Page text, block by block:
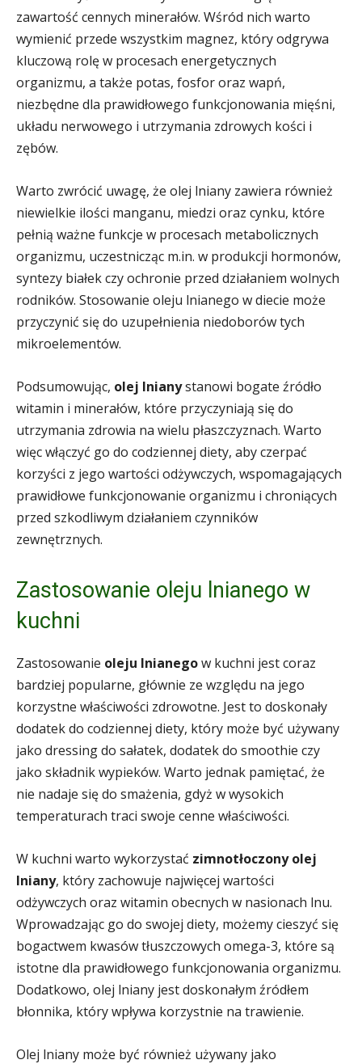
zawartość cennych minerałów. Wśród nich warto
wymienić przede wszystkim magnez, który odgrywa
kluczową rolę w procesach energetycznych
organizmu, a także potas, fosfor oraz wapń,
niezbędne dla prawidłowego funkcjonowania mięśni,
układu nerwowego i utrzymania zdrowych kości i
zębów.
Warto zwrócić uwagę, że olej lniany zawiera również
niewielkie ilości manganu, miedzi oraz cynku, które
pełnią ważne funkcje w procesach metabolicznych
organizmu, uczestnicząc m.in. w produkcji hormonów,
syntezy białek czy ochronie przed działaniem wolnych
rodników. Stosowanie oleju lnianego w diecie może
przyczynić się do uzupełnienia niedoborów tych
mikroelementów.
Podsumowując, olej lnianystanowi bogate źródło
witamin i minerałów, które przyczyniają się do
utrzymania zdrowia na wielu płaszczyznach. Warto
więc włączyć go do codziennej diety, aby czerpać
korzyści z jego wartości odżywczych, wspomagających
prawidłowe funkcjonowanie organizmu i chroniących
przed szkodliwym działaniem czynników
zewnętrznych.
Zastosowanie oleju lnianego w
kuchni
Zastosowanie oleju lnianegow kuchni jest coraz
bardziej popularne, głównie ze względu na jego
korzystne właściwości zdrowotne. Jest to doskonały
dodatek do codziennej diety, który może być używany
jako dressing do sałatek, dodatek do smoothie czy
jako składnik wypieków. Warto jednak pamiętać, że
nie nadaje się do smażenia, gdyż w wysokich
temperaturach traci swoje cenne właściwości.
W kuchni warto wykorzystać zimnotłoczony olej
lniany, który zachowuje najwięcej wartości
odżywczych oraz witamin obecnych w nasionach lnu.
Wprowadzając go do swojej diety, możemy cieszyć się
bogactwem kwasów tłuszczowych omega-3, które są
istotne dla prawidłowego funkcjonowania organizmu.
Dodatkowo, olej lniany jest doskonałym źródłem
błonnika, który wpływa korzystnie na trawienie.
Olej lniany może być również używany jako